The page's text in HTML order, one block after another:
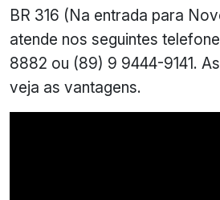
BR 316 (Na entrada para
atende nos seguintes
8882 ou (89) 9 9444-9141.
veja as vantagens.